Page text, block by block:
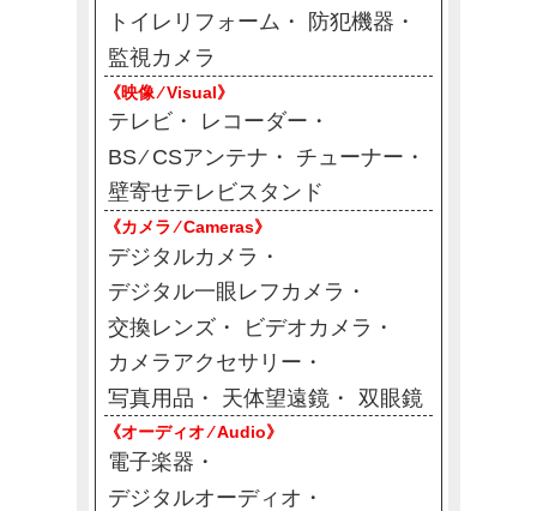
トイレリフォーム
防犯機器
監視カメラ
《映像 ⁄ Visual》
テレビ
レコーダー
BS ⁄ CSアンテナ
チューナー
壁寄せテレビスタンド
《カメラ ⁄ Cameras》
デジタルカメラ
デジタル一眼レフカメラ
交換レンズ
ビデオカメラ
カメラアクセサリー
写真用品
天体望遠鏡 双眼鏡
《オーディオ ⁄ Audio》
電子楽器
デジタルオーディオ